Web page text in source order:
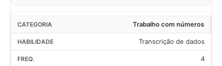
Trabalho com números
Transcrição de dados
4